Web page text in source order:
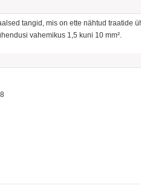
tangid, mis on ette nähtud traatide
vahemikus 1,5 kuni 10 mm².